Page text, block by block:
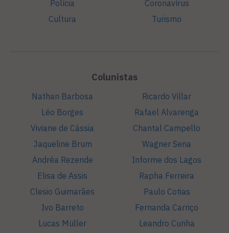
Polícia
Cultura
Coronavírus
Turismo
Colunistas
Nathan Barbosa
Léo Borges
Viviane de Cássia
Jaqueline Brum
Andréa Rezende
Elisa de Assis
Clesio Guimarães
Ivo Barreto
Lucas Müller
Ricardo Villar
Rafael Alvarenga
Chantal Campello
Wagner Sena
Informe dos Lagos
Rapha Ferreira
Paulo Cotias
Fernanda Carriço
Leandro Cunha